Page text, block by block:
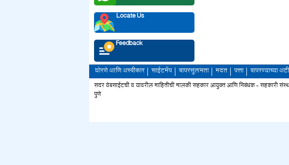
Locate Us
Feedback
धोरणे आणि अस्वीकार साईटमॅप वापरसुलभता मदत पत्ता वापरण्याच्या अटी
सदर वेबसाईटची व यावरील माहितीची मालकी सहकार आयुक्त आणि निबंधक - सहकारी
पुणे